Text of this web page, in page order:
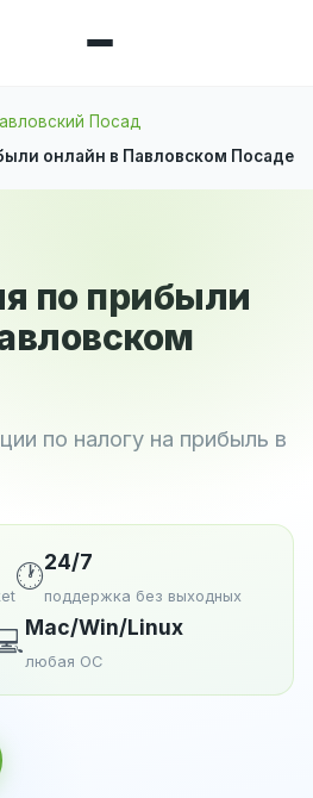
Посад
онлайн в Павловском Посаде
по прибыли
по налогу на прибыль в
🕐24/7
поддержка без выходных
Mac/Win/Linux
любая ОС